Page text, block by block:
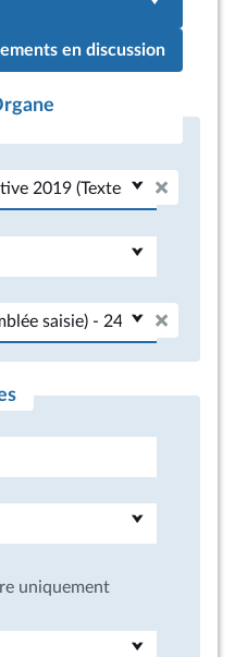
en discussion
uniquement